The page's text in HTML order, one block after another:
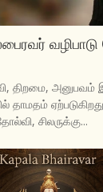
வழிபாடு
அனுபவம்
தாமதம்
சிலருக்கு...